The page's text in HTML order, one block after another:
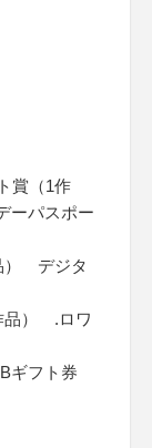
賞（1作
ーパスポー
） デジタ
品） .ロワ
ギフト券